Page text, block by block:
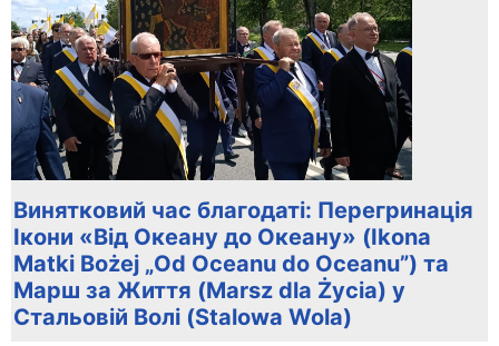
Винятковий час благодаті: Перегринація
Ікони «Від Океану до Океану» (Ikona
Matki Bożej „Od Oceanu do Oceanu”) та
Марш за Життя (Marsz dla Życia) у
Стальовій Волі (Stalowa Wola)